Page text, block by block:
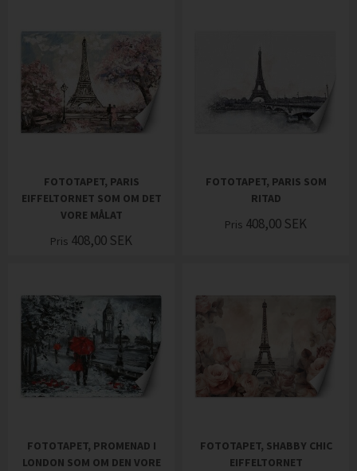
FOTOTAPET, PARIS
EIFFELTORNET SOM OM DET
VORE MÅLAT
Pris 408,00 SEK
FOTOTAPET, PARIS SOM
RITAD
Pris 408,00 SEK
FOTOTAPET, PROMENAD I
LONDON SOM OM DEN VORE
FOTOTAPET, SHABBY CHIC
EIFFELTORNET